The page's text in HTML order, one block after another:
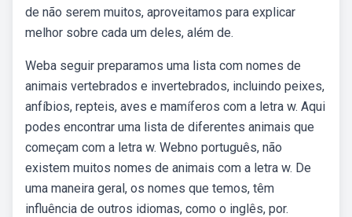
de não serem muitos, aproveitamos para explicar
melhor sobre cada um deles, além de.
Weba seguir preparamos uma lista com nomes de
animais vertebrados e invertebrados, incluindo peixes,
anfíbios, repteis, aves e mamíferos com a letra w. Aqui
podes encontrar uma lista de diferentes animais que
começam com a letra w. Webno português, não
existem muitos nomes de animais com a letra w. De
uma maneira geral, os nomes que temos, têm
influência de outros idiomas, como o inglês, por.